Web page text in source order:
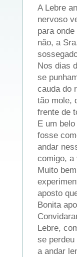
A Lebre
nervoso
para
não, a
Nos dias
se
cauda do
tão mole,
frente de
E um
fosse
andar
comigo, a
Muito
aposto
Bonita
Lebre,
se
a andar